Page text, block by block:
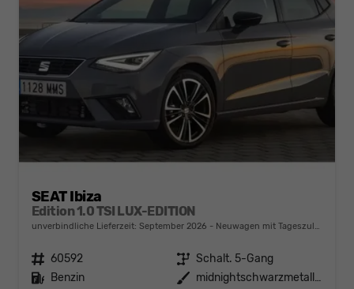
SEAT Ibiza
Edition 1.0 TSI LUX-EDITION
unverbindliche Lieferzeit: September 2026 Neuwagen mit Tageszulassung
Fahrzeugnr. 60592 Getriebe Schalt. 5-Gang
Kraftstoff Benzin Außenfarbe
midnightschwarzmetallic